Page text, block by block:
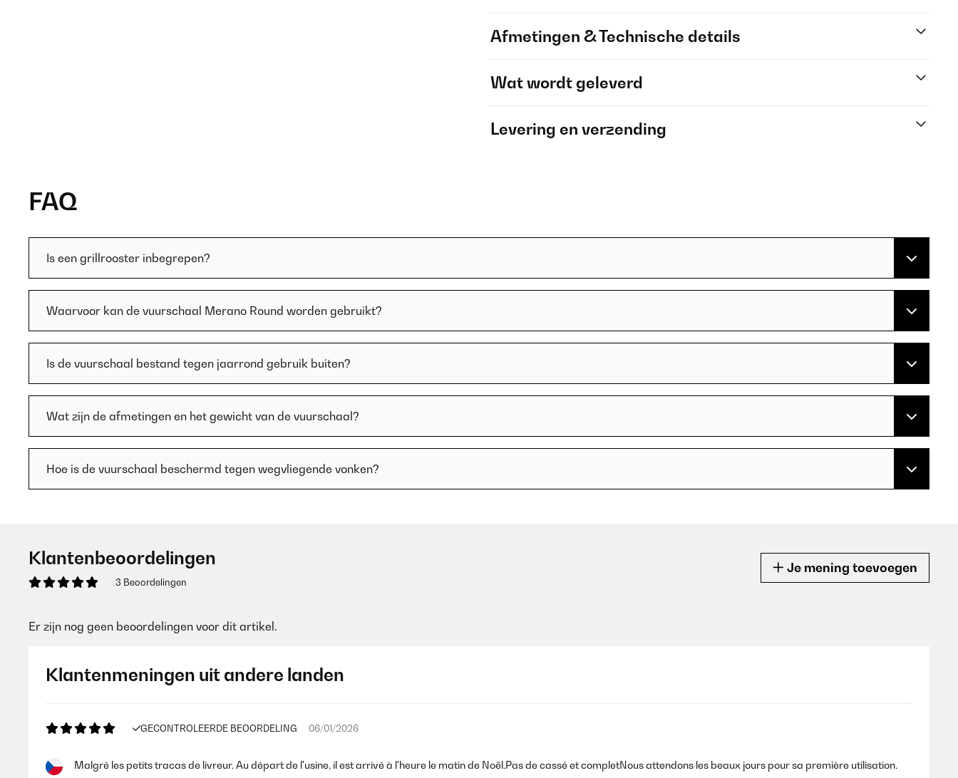
Afmetingen & Technische details
Wat wordt geleverd
Levering en verzending
FAQ
Is een grillrooster inbegrepen?
Waarvoor kan de vuurschaal Merano Round worden gebruikt?
Is de vuurschaal bestand tegen jaarrond gebruik buiten?
Wat zijn de afmetingen en het gewicht van de vuurschaal?
Hoe is de vuurschaal beschermd tegen wegvliegende vonken?
Klantenbeoordelingen
3 Beoordelingen
Je mening toevoegen
Er zijn nog geen beoordelingen voor dit artikel.
Klantenmeningen uit andere landen
GECONTROLEERDE BEOORDELING 06/01/2026
Malgré les petits tracas de livreur. Au départ de l'usine, il est arrivé à l'heure le matin de Noël.Pas de cassé et completNous attendons les beaux jours pour sa première utilisation.